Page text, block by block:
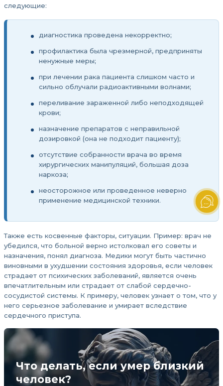
следующие:
диагностика проведена некорректно;
профилактика была чрезмерной, предприняты
ненужные меры;
при лечении рака пациента слишком часто и
сильно облучали радиоактивными волнами;
переливание зараженной либо неподходящей
крови;
назначение препаратов с неправильной
дозировкой (она не подходит пациенту);
отсутствие собранности врача во время
хирургических манипуляций, большая доза
наркоза;
неосторожное или проведенное неверно
применение медицинской техники.
Также есть косвенные факторы, ситуации. Пример: врач не
убедился, что больной верно истолковал его советы и
назначения, понял диагноза. Медики могут быть частично
виновными в ухудшении состояния здоровья, если человек
страдает от психических заболеваний, является очень
впечатлительным или страдает от слабой сердечно-
сосудистой системы. К примеру, человек узнает о том, что у
него серьезное заболевание и умирает вследствие
сердечного приступа.
Что делать, если умер близкий
человек?